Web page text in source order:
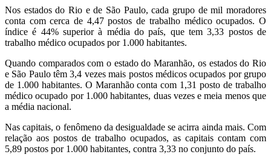
Nos estados do Rio e de São Paulo, cada grupo de mil moradores
conta com cerca de 4,47 postos de trabalho médico ocupados. O
índice é 44% superior à média do país, que tem 3,33 postos de
trabalho médico ocupados por 1.000 habitantes.
Quando comparados com o estado do Maranhão, os estados do Rio
e São Paulo têm 3,4 vezes mais postos médicos ocupados por grupo
de 1.000 habitantes. O Maranhão conta com 1,31 posto de trabalho
médico ocupado por 1.000 habitantes, duas vezes e meia menos que
a média nacional.
Nas capitais, o fenômeno da desigualdade se acirra ainda mais. Com
relação aos postos de trabalho ocupados, as capitais contam com
5,89 postos por 1.000 habitantes, contra 3,33 no conjunto do país.